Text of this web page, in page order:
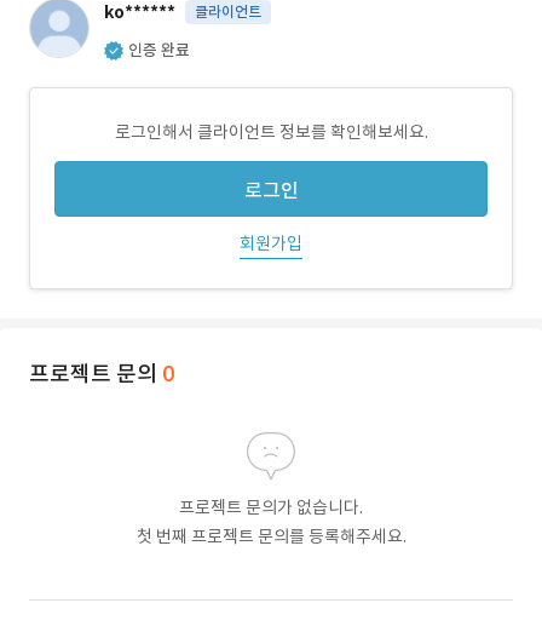
ko****** 클라이언트
인증 완료
로그인해서 클라이언트 정보를 확인해보세요.
로그인
회원가입
프로젝트 문의 0
프로젝트 문의가 없습니다.
첫 번째 프로젝트 문의를 등록해주세요.